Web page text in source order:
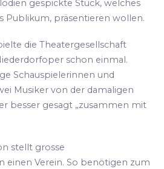
gespickte Stück, welches
Publikum, präsentieren wollen.
die Theatergesellschaft
schon einmal.
Schauspielerinnen und
Musiker von der damaligen
besser gesagt „zusammen mit
stellt grosse
einen Verein. So benötigen zum